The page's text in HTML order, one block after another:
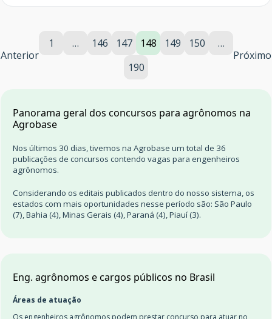
Anterior
1 … 146 147 148 149 150
…
190
Próximo
Panorama geral dos concursos para agrônomos na
Agrobase
Nos últimos 30 dias, tivemos na Agrobase um total de 36
publicações de concursos contendo vagas para engenheiros
agrônomos.
Considerando os editais publicados dentro do nosso sistema, os
estados com mais oportunidades nesse período são: São Paulo
(7), Bahia (4), Minas Gerais (4), Paraná (4), Piauí (3).
Eng. agrônomos e cargos públicos no Brasil
Áreas de atuação